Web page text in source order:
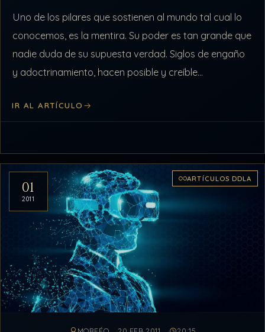
Uno de los pilares que sostienen al mundo tal cual lo
conocemos, es la mentira. Su poder es tan grande que
nadie duda de su supuesta verdad. Siglos de engaño
y adoctrinamiento, hacen posible y creíble…
IR AL ARTÍCULO
01
2011
ARTÍCULOS DDLA